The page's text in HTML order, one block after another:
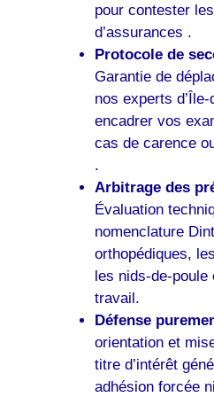
pour contester
d’assurances .
Protocole de
Garantie de
nos experts
encadrer vos
cas de carence
.
Arbitrage des
Évaluation
nomenclature
orthopédiques,
les nids-de-
travail.
Défense
orientation et
titre d’intérêt
adhésion forcée